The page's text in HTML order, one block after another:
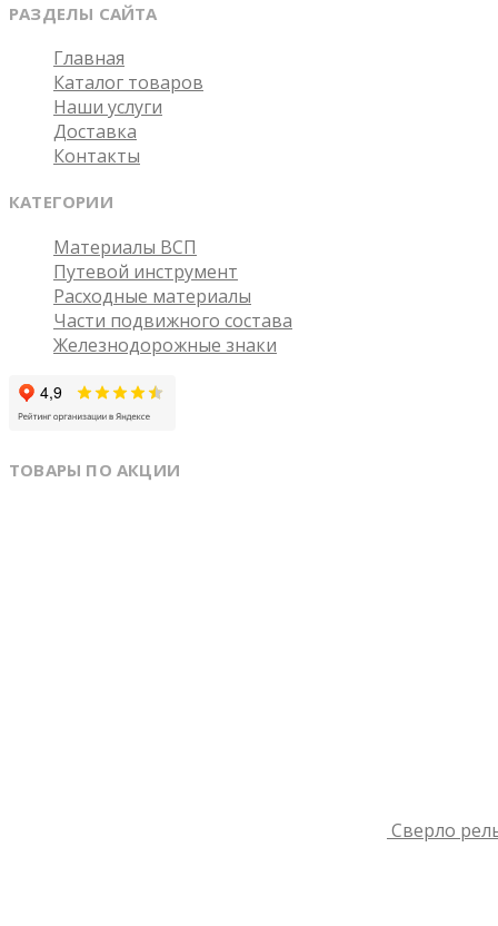
РАЗДЕЛЫ САЙТА
Главная
Каталог товаров
Наши услуги
Доставка
Контакты
КАТЕГОРИИ
Материалы ВСП
Путевой инструмент
Расходные материалы
Части подвижного состава
Железнодорожные знаки
ТОВАРЫ ПО АКЦИИ
Сверло